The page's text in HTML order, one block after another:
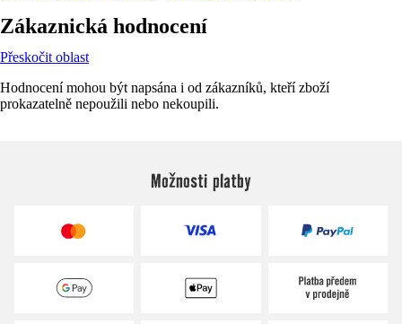
Zákaznická hodnocení
Přeskočit oblast
Hodnocení mohou být napsána i od zákazníků, kteří zboží
prokazatelně nepoužili nebo nekoupili.
Možnosti platby